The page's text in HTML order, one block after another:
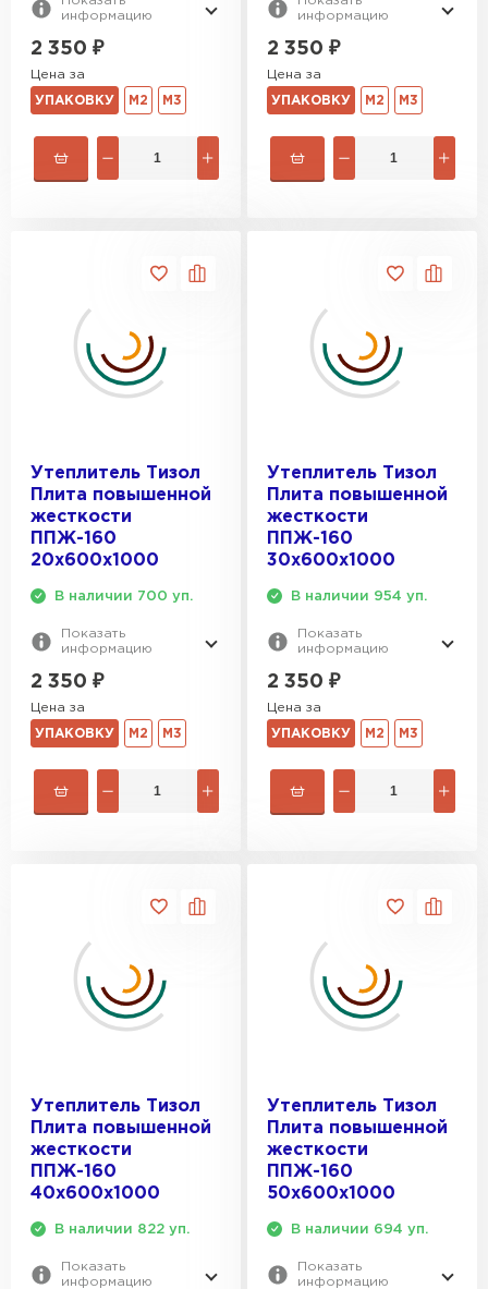
информацию
2 350 ₽
Цена за
УПАКОВКУ М2 М3
информацию
2 350 ₽
Цена за
УПАКОВКУ М2 М3
Утеплитель Тизол
Плита повышенной
жесткости
ППЖ-160
20х600х1000
В наличии 700 уп.
Показать
информацию
2 350 ₽
Цена за
УПАКОВКУ М2 М3
Утеплитель Тизол
Плита повышенной
жесткости
ППЖ-160
30х600х1000
В наличии 954 уп.
Показать
информацию
2 350 ₽
Цена за
УПАКОВКУ М2 М3
Утеплитель Тизол
Плита повышенной
жесткости
ППЖ-160
40х600х1000
В наличии 822 уп.
Показать
информацию
Утеплитель Тизол
Плита повышенной
жесткости
ППЖ-160
50х600х1000
В наличии 694 уп.
Показать
информацию